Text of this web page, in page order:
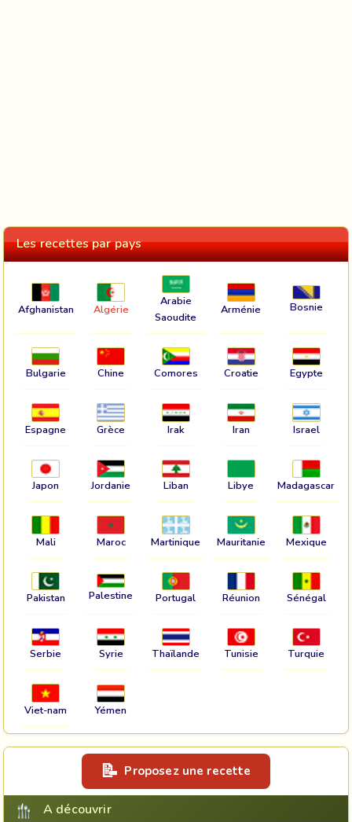
Les recettes par pays
Afghanistan Algérie
Arabie
Saoudite
Arménie Bosnie
Bulgarie Chine Comores Croatie Egypte
Espagne Grèce Irak Iran Israel
Japon Jordanie Liban Libye Madagascar
Mali Maroc Martinique Mauritanie Mexique
Pakistan Palestine Portugal Réunion Sénégal
Serbie Syrie Thaïlande Tunisie Turquie
Viet-nam Yémen
Proposez une recette
A découvrir